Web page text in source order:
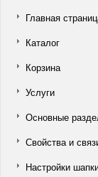
Главная
Каталог
Корзина
Услуги
Основные
Свойства и
Настройки